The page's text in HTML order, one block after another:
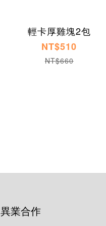
輕卡厚雞塊2包
NT$510
NT$660
異業合作